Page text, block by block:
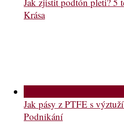
Krása
Jak pásy z PTFE s
Podnikání